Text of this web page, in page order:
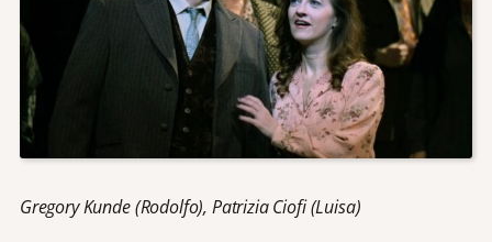
Gregory Kunde (Rodolfo), Patrizia Ciofi (Luisa)